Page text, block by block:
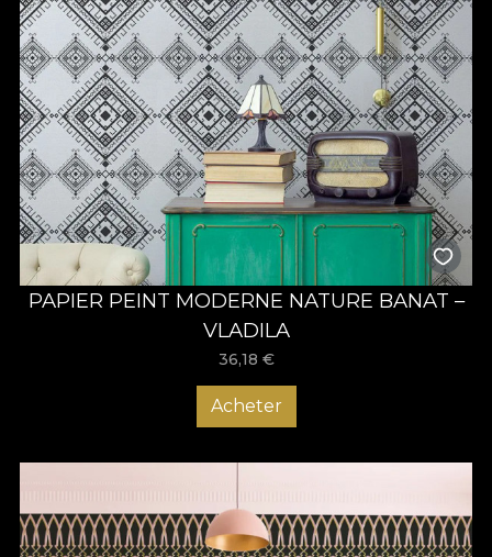
PAPIER PEINT MODERNE NATURE BANAT –
VLADILA
36,18 €
Acheter